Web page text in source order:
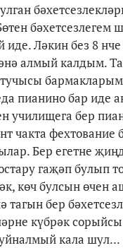
Ләкин без 8
алмый калдым.
пианино бар иде
училищега бер
чакта
Бер егетне
гаҗәп булып
көч булсын өчен
бер
күбрәк
кала шул...